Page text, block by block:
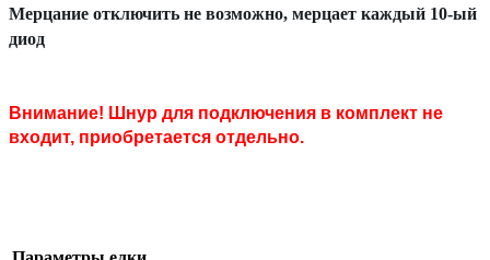
Мерцание отключить не возможно, мерцает каждый 10-ый
диод
Внимание! Шнур для подключения в комплект не
входит, приобретается отдельно.